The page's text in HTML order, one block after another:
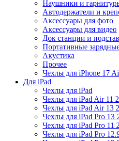
Наушники и
Автодержатели и
Аксессуары для фото
Аксессуары для видео
Док станции и
Портативные
Акустика
Прочее
Чехлы для iPhone 17
Для iPad
Чехлы для iPad
Чехлы для iPad Air 11
Чехлы для iPad Air 13
Чехлы для iPad Pro 13
Чехлы для iPad Pro 11
Чехлы для iPad Pro